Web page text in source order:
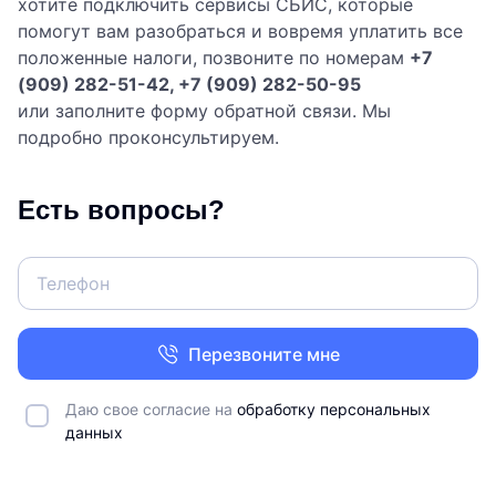
хотите подключить сервисы СБИС, которые
помогут вам разобраться и вовремя уплатить все
положенные налоги, позвоните по номерам +7
(909) 282-51-42, +7 (909) 282-50-95
или заполните форму обратной связи. Мы
подробно проконсультируем.
Есть вопросы?
Перезвоните мне
Даю свое согласие на обработку персональных
данных